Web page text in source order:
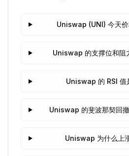
Uniswap (UNI) 今天价
Uniswap 的支撑位和阻
Uniswap 的 RSI 值
Uniswap 的斐波那契回
Uniswap 为什么上